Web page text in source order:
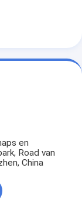
en
Road van
China